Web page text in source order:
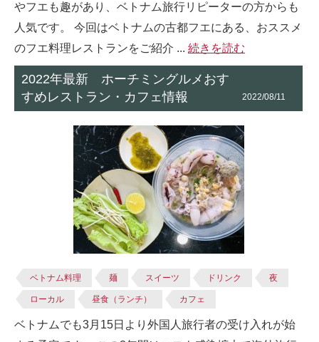
やフエも趣があり、ベトナム旅行リピーターの方からも
人気です。 今回はベトナムの古都フエにある、おススメ
のフエ料理レストランをご紹介 ... 続きを読む
2022年最新 ホーチミングルメおす
すめレストラン・カフェ情報
2022/08/11
ベトナム料理 麺 スイーツ ドリンク 夜
ローカル 昼食（ランチ） カフェ
ベトナムでも3月15日より外国人旅行者の受け入れが始